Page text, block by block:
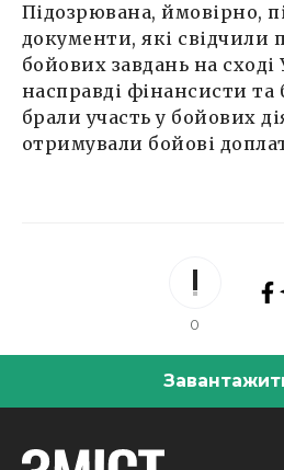
Підозрювана, ймовірно,
документи, які свідчили
бойових завдань на
насправді фінансисти та
брали участь у бойових
отримували бойові
0